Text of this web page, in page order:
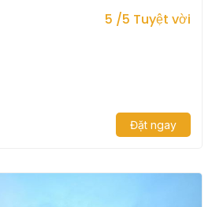
5 /5 Tuyệt vời
Đặt ngay